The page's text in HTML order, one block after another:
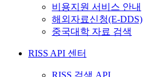
비용지원 서비스 안내
해외자료신청(E-DDS)
중국대학 자료 검색
RISS API 센터
RISS 검색 API